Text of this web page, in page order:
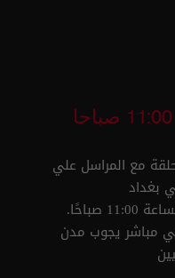
11:00 صباحا
مع المراسل علي
بغداد
مباشر يجوب مدن